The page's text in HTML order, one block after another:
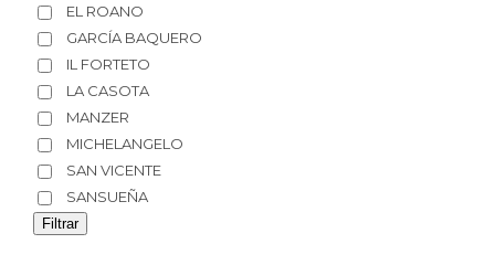
EL ROANO
GARCÍA BAQUERO
IL FORTETO
LA CASOTA
MANZER
MICHELANGELO
SAN VICENTE
SANSUEÑA
Filtrar